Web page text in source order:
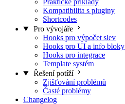
Praktické příklady
Kompatibilita s pluginy
Shortcodes
Pro vývojáře
Hooks pro výpočet slev
Hooks pro UI a info bloky
Hooks pro integrace
Template systém
Řešení potíží
Zjišťování problémů
Časté problémy
Changelog